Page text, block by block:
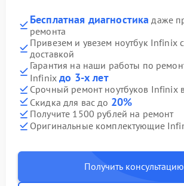
Бесплатная диагностика даже
ремонта
Привезем и увезем ноутбук Infinix
доставкой
Гарантия на наши работы по
Infinixдо 3-х лет
Срочный ремонт ноутбуков Infinix
Скидка для вас до 20%
Получите 1500 рублей на ремонт
Оригинальные комплектующие
Получить консультацию